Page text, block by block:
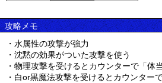
攻略メモ
・水属性の攻撃が強力
・沈黙の効果がついた攻撃を使う
・物理攻撃を受けるとカウンターで「体
・白or黒魔法攻撃を受けるとカウンター